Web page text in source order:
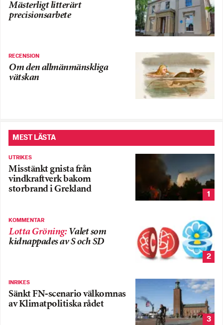
Mästerligt litterärt
precisionsarbete
RECENSION
Om den allmänmänskliga
vätskan
MEST LÄSTA
UTRIKES
Misstänkt gnista från
vindkraftverk bakom
storbrand i Grekland
1
KOMMENTAR
Lotta Gröning: Valet som
kidnappades av S och SD
2
INRIKES
Sänkt FN-scenario välkomnas
av Klimatpolitiska rådet
3